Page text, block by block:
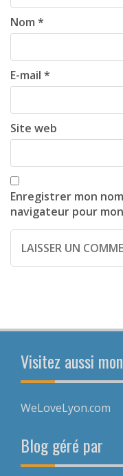
i
o
n
Nom *
E-mail *
Site web
Enregistrer mon
navigateur pour
Visitez aussi
WeLoveLyon.com
Blog géré par